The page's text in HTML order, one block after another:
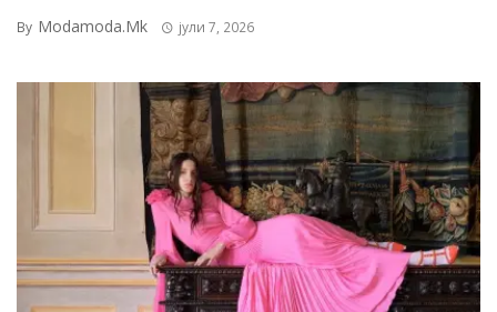
By Modamoda.mk јули 7, 2026